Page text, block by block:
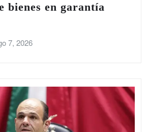
bienes en garantía
7, 2026